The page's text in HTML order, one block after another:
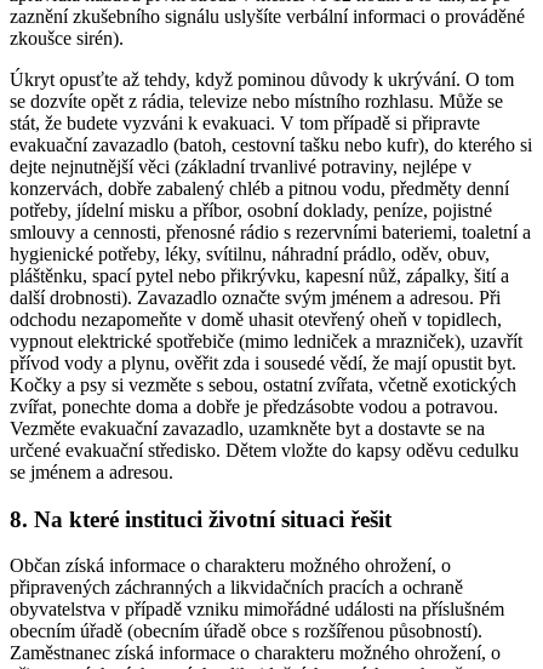
zaznění zkušebního signálu uslyšíte verbální informaci o prováděné
zkoušce sirén).
Úkryt opusťte až tehdy, když pominou důvody k ukrývání. O tom
se dozvíte opět z rádia, televize nebo místního rozhlasu. Může se
stát, že budete vyzváni k evakuaci. V tom případě si připravte
evakuační zavazadlo (batoh, cestovní tašku nebo kufr), do kterého si
dejte nejnutnější věci (základní trvanlivé potraviny, nejlépe v
konzervách, dobře zabalený chléb a pitnou vodu, předměty denní
potřeby, jídelní misku a příbor, osobní doklady, peníze, pojistné
smlouvy a cennosti, přenosné rádio s rezervními bateriemi, toaletní a
hygienické potřeby, léky, svítilnu, náhradní prádlo, oděv, obuv,
pláštěnku, spací pytel nebo přikrývku, kapesní nůž, zápalky, šití a
další drobnosti). Zavazadlo označte svým jménem a adresou. Při
odchodu nezapomeňte v domě uhasit otevřený oheň v topidlech,
vypnout elektrické spotřebiče (mimo ledniček a mrazniček), uzavřít
přívod vody a plynu, ověřit zda i sousedé vědí, že mají opustit byt.
Kočky a psy si vezměte s sebou, ostatní zvířata, včetně exotických
zvířat, ponechte doma a dobře je předzásobte vodou a potravou.
Vezměte evakuační zavazadlo, uzamkněte byt a dostavte se na
určené evakuační středisko. Dětem vložte do kapsy oděvu cedulku
se jménem a adresou.
8. Na které instituci životní situaci řešit
Občan získá informace o charakteru možného ohrožení, o
připravených záchranných a likvidačních pracích a ochraně
obyvatelstva v případě vzniku mimořádné události na příslušném
obecním úřadě (obecním úřadě obce s rozšířenou působností).
Zaměstnanec získá informace o charakteru možného ohrožení, o